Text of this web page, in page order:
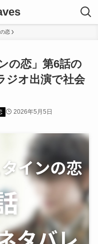
恋
の恋」第6話の
ジオ出演で社会
2026年5月5日